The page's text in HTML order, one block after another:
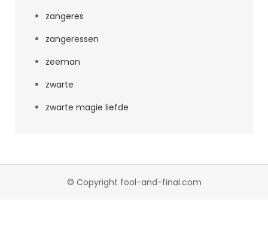
zangeres
zangeressen
zeeman
zwarte
zwarte magie liefde
© Copyright fool-and-final.com